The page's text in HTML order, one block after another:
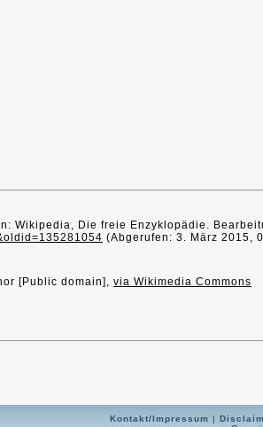
Wikipedia, Die freie Enzyklopädie.
(Abgerufen: 3. März 2015,
[Public domain], via Wikimedia Commons
Kontakt/Impressum |